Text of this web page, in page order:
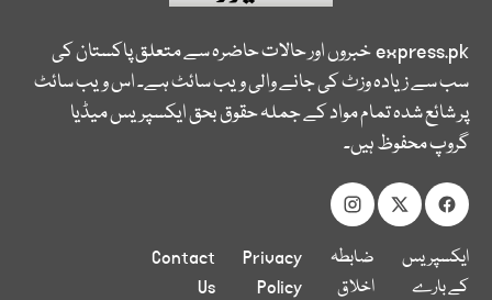
express.pkخبروں اور حالات حاضرہ سے متعلق پاکستان کی
سب سے زیادہ وزٹ کی جانے والی ویب سائٹ ہے۔ اس ویب سائٹ
پر شائع شدہ تمام مواد کے جملہ حقوق بحق ایکسپریس میڈیا
گروپ محفوظ ہیں۔
ایکسپریس
کے بارے
ضابطہ
اخلاق
Privacy
Policy
Contact
Us